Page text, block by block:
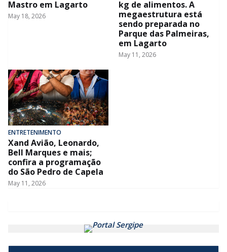
Mastro em Lagarto
May 18, 2026
kg de alimentos. A
megaestrutura está
sendo preparada no
Parque das Palmeiras,
em Lagarto
May 11, 2026
ENTRETENIMENTO
Xand Avião, Leonardo,
Bell Marques e mais;
confira a programação
do São Pedro de Capela
May 11, 2026